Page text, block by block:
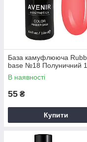
База камуфлююча
base №18 Полуничний
В наявності
55 ₴
Купити